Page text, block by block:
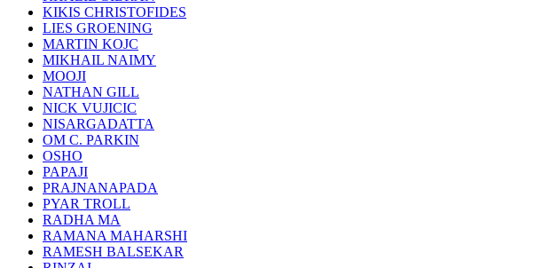
KIKIS CHRISTOFIDES
LIES GROENING
MARTIN KOJC
MIKHAIL NAIMY
MOOJI
NATHAN GILL
NICK VUJICIC
NISARGADATTA
OM C. PARKIN
OSHO
PAPAJI
PRAJNANAPADA
PYAR TROLL
RADHA MA
RAMANA MAHARSHI
RAMESH BALSEKAR